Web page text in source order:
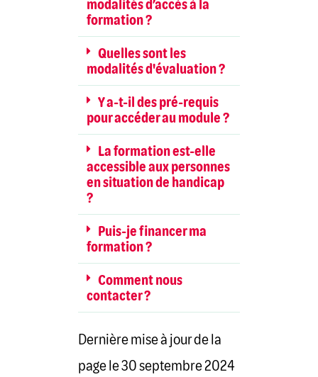
modalités d’accès à la
formation ?
Quelles sont les
modalités d'évaluation ?
Y a-t-il des pré-requis
pour accéder au module ?
La formation est-elle
accessible aux personnes
en situation de handicap
?
Puis-je financer ma
formation ?
Comment nous
contacter ?
Dernière mise à jour de la
page le 30 septembre 2024